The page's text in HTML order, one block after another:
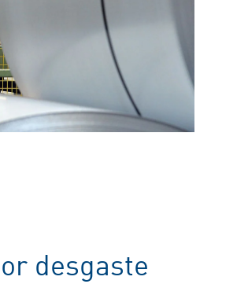
desgaste